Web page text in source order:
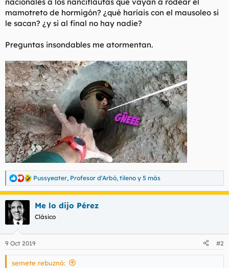
mamotreto de hormigón? ¿qué haríais con el mausoleo si
le sacan? ¿y si al final no hay nadie?
Preguntas insondables me atormentan.
R
e
a
c
c
e
s
Pussyeater, Profesor d'Arbó, tileno y 5 más
Me lo dijo Pérez
Clásico
9 Oct 2019 #2
semete rebuznó: